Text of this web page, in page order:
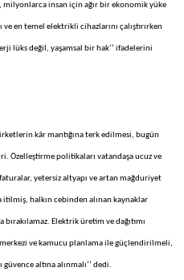
milyonlarca insan için ağır bir ekonomik yüke
en temel elektrikli cihazlarını çalıştırırken
lüks değil, yaşamsal bir hak’’ ifadelerini
kâr mantığına terk edilmesi, bugün
Özelleştirme politikaları vatandaşa ucuz ve
yetersiz altyapı ve artan mağduriyet
halkın cebinden alınan kaynaklar
Elektrik üretim ve dağıtımı
merkezi ve kamucu planlama ile güçlendirilmeli,
altına alınmalı’’ dedi.